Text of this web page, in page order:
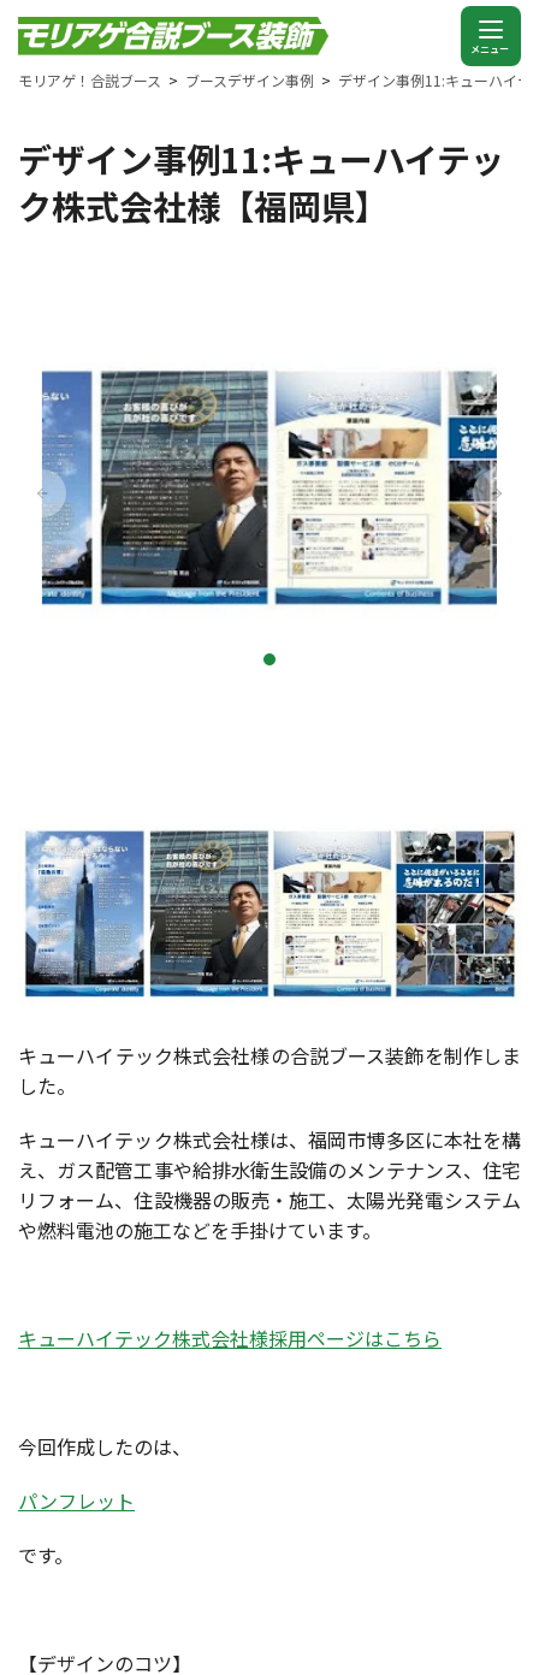
モリアゲ！合説ブース ブースデザイン事例 デザイン事例11:キューハイ
デザイン事例11:キューハイテッ
ク株式会社様【福岡県】
キューハイテック株式会社様の合説ブース装飾を制作しま
した。
キューハイテック株式会社様は、福岡市博多区に本社を構
え、ガス配管工事や給排水衛生設備のメンテナンス、住宅
リフォーム、住設機器の販売・施工、太陽光発電システム
や燃料電池の施工などを手掛けています。
キューハイテック株式会社様採用ページはこちら
今回作成したのは、
パンフレット
です。
【デザインのコツ】